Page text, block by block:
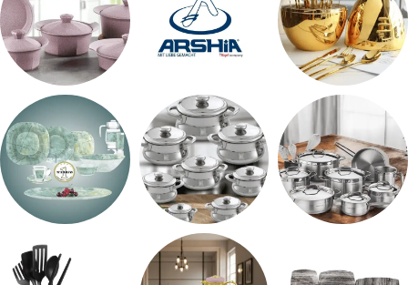
ARSHiA حلل جرانيت
حلل المونيا